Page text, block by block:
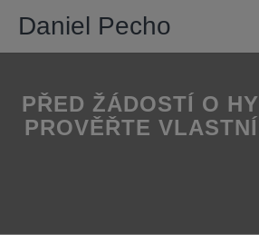
Daniel Pecho
PŘED ŽÁDOSTÍ O
PROVĚŘTE